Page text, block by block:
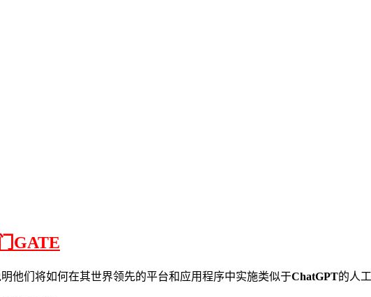
GATE
他们将如何在其世界领先的平台和应用程序中实施类似于ChatGPT的人